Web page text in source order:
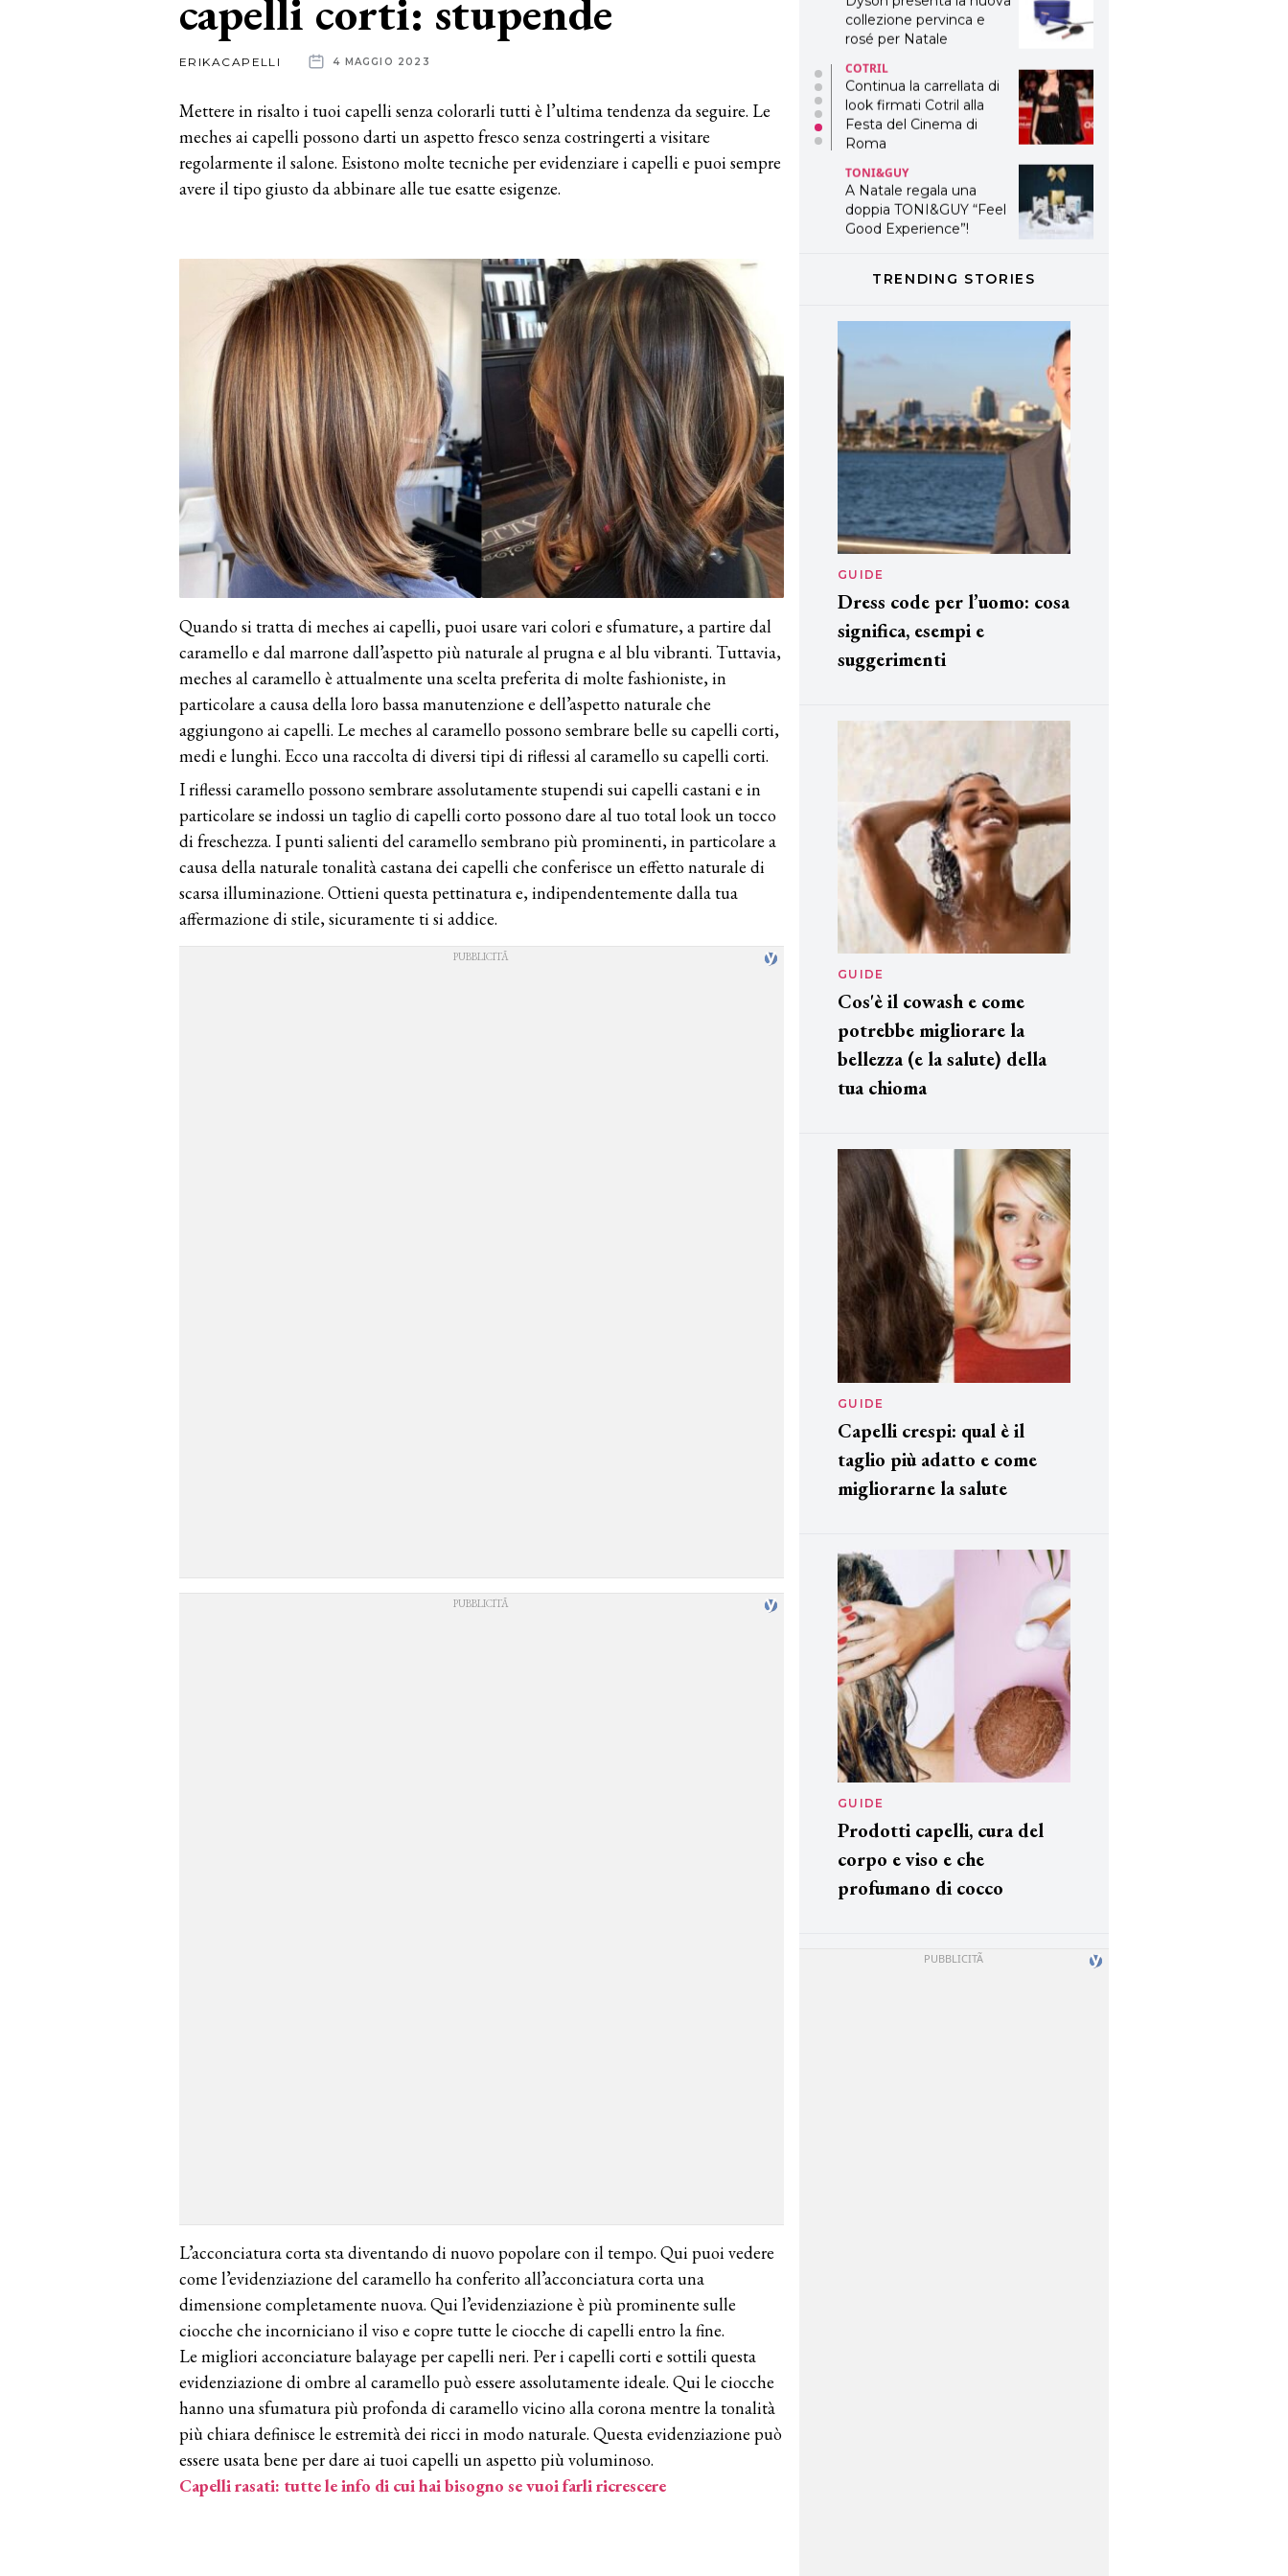
capelli corti: stupende
ERIKACAPELLI 4 MAGGIO 2023
Mettere in risalto i tuoi capelli senza colorarli tutti è l’ultima tendenza da seguire. Le
meches ai capelli possono darti un aspetto fresco senza costringerti a visitare
regolarmente il salone. Esistono molte tecniche per evidenziare i capelli e puoi sempre
avere il tipo giusto da abbinare alle tue esatte esigenze.
Quando si tratta di meches ai capelli, puoi usare vari colori e sfumature, a partire dal
caramello e dal marrone dall’aspetto più naturale al prugna e al blu vibranti. Tuttavia,
meches al caramello è attualmente una scelta preferita di molte fashioniste, in
particolare a causa della loro bassa manutenzione e dell’aspetto naturale che
aggiungono ai capelli. Le meches al caramello possono sembrare belle su capelli corti,
medi e lunghi. Ecco una raccolta di diversi tipi di riflessi al caramello su capelli corti.
I riflessi caramello possono sembrare assolutamente stupendi sui capelli castani e in
particolare se indossi un taglio di capelli corto possono dare al tuo total look un tocco
di freschezza. I punti salienti del caramello sembrano più prominenti, in particolare a
causa della naturale tonalità castana dei capelli che conferisce un effetto naturale di
scarsa illuminazione. Ottieni questa pettinatura e, indipendentemente dalla tua
affermazione di stile, sicuramente ti si addice.
L’acconciatura corta sta diventando di nuovo popolare con il tempo. Qui puoi vedere
come l’evidenziazione del caramello ha conferito all’acconciatura corta una
dimensione completamente nuova. Qui l’evidenziazione è più prominente sulle
ciocche che incorniciano il viso e copre tutte le ciocche di capelli entro la fine.
Le migliori acconciature balayage per capelli neri. Per i capelli corti e sottili questa
evidenziazione di ombre al caramello può essere assolutamente ideale. Qui le ciocche
hanno una sfumatura più profonda di caramello vicino alla corona mentre la tonalità
più chiara definisce le estremità dei ricci in modo naturale. Questa evidenziazione può
essere usata bene per dare ai tuoi capelli un aspetto più voluminoso.
Capelli rasati: tutte le info di cui hai bisogno se vuoi farli ricrescere
collezione pervinca e
rosé per Natale
COTRIL
Continua la carrellata di
look firmati Cotril alla
Festa del Cinema di
Roma
TONI&GUY
A Natale regala una
doppia TONI&GUY “Feel
Good Experience”!
LABEL.M lancia la sua
DAVINES
cofanetti beauty preziosi
per un regalo adatto ad
ogni capello
TRENDING STORIES
GUIDE
Dress code per l’uomo: cosa
significa, esempi e
suggerimenti
GUIDE
Cos'è il cowash e come
potrebbe migliorare la
bellezza (e la salute) della
tua chioma
GUIDE
Capelli crespi: qual è il
taglio più adatto e come
migliorarne la salute
GUIDE
Prodotti capelli, cura del
corpo e viso e che
profumano di cocco